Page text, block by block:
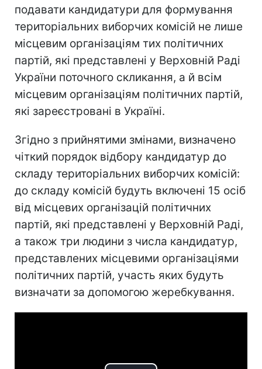
подавати кандидатури для формування
територіальних виборчих комісій не лише
місцевим організаціям тих політичних
партій, які представлені у Верховній Раді
України поточного скликання, а й всім
місцевим організаціям політичних партій,
які зареєстровані в Україні.
Згідно з прийнятими змінами, визначено
чіткий порядок відбору кандидатур до
складу територіальних виборчих комісій:
до складу комісій будуть включені 15 осіб
від місцевих організацій політичних
партій, які представлені у Верховній Раді,
а також три людини з числа кандидатур,
представлених місцевими організаціями
політичних партій, участь яких будуть
визначати за допомогою жеребкування.